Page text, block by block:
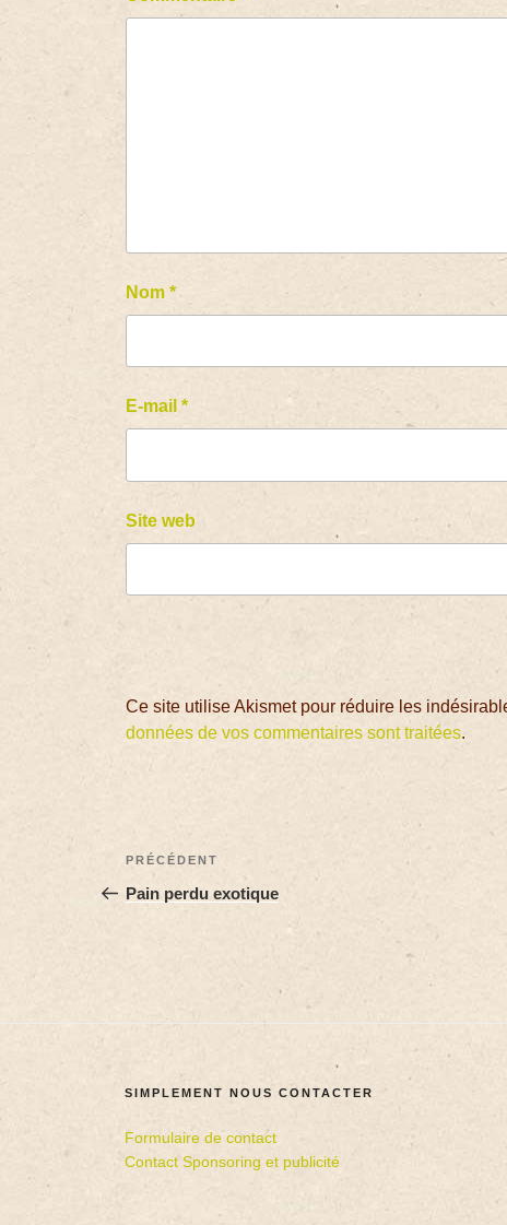
Nom*
E-mail*
Site web
Ce site utilise Akismet pour réduire les
données de vos commentaires sont traitées.
PRÉCÉDENT
Pain perdu exotique
SIMPLEMENT NOUS CONTACTER
Formulaire de contact
Contact Sponsoring et publicité